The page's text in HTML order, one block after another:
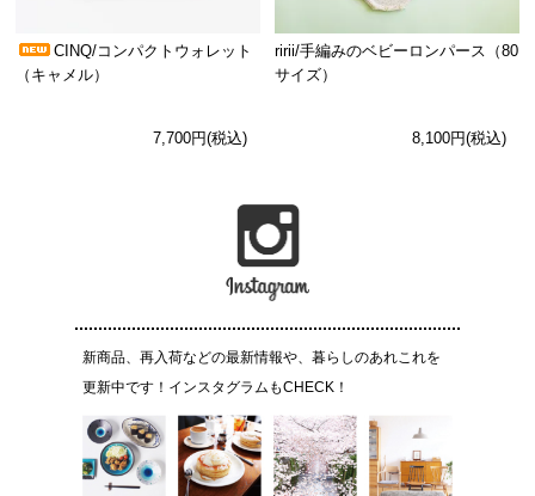
CINQ/コンパクトウォレット
（キャメル）
7,700円(税込)
ririi/手編みのベビーロンパース（80
サイズ）
8,100円(税込)
新商品、再入荷などの最新情報や、暮らしのあれこれを
更新中です！インスタグラムもCHECK！